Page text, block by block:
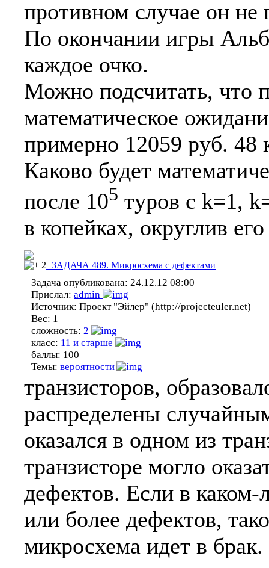
противном случае он не
По окончании игры
каждое очко.
Можно подсчитать, что
математическое
примерно 12059 руб. 48
Каково будет
после 105 туров с k=1,
в копейках, округлив
2+ЗАДАЧА 489. Микросхема с дефектами
Задача опубликована: 24.12.12 08:00
Прислал: admin
Источник: Проект "Эйлер" (http://projecteuler.net)
Вес: 1
сложность: 2
класс: 11 и старше
баллы: 100
Темы: вероятности
транзисторов,
распределены
оказался в одном из
транзисторе могло
дефектов. Если в каком-
или более дефектов,
микросхема идет в брак.